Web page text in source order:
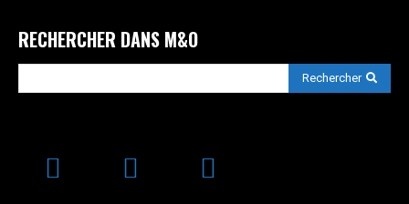
RECHERCHER DANS M&O
Rechercher